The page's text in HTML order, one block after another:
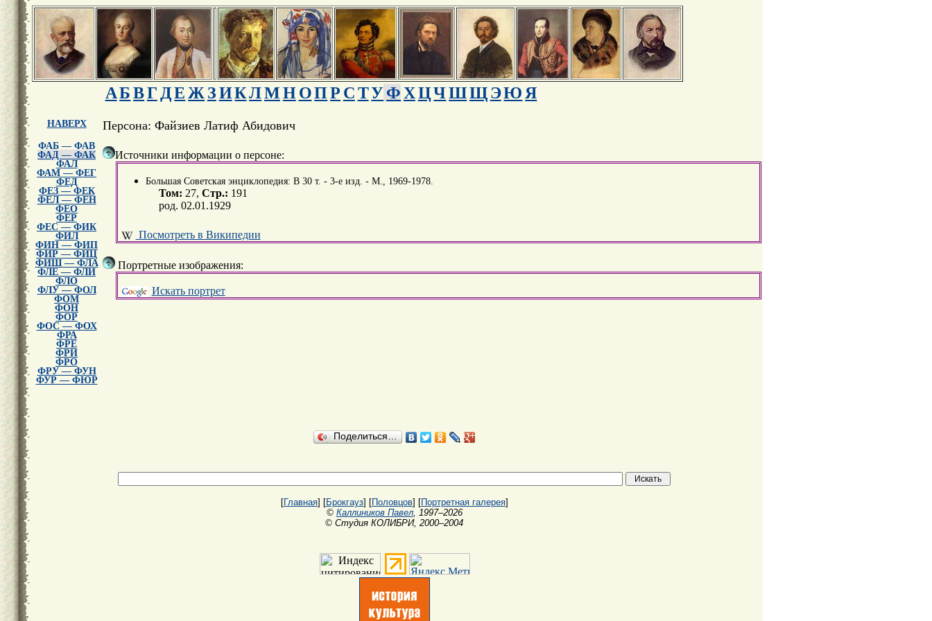
АБВГ ДЕ Ж ЗИКЛМН ОПР СТУФ ХЦЧШЩЭЮ Я
НАВЕРХ
ФАБ — ФАВ
ФАД — ФАК
ФАЛ
ФАМ — ФЕГ
ФЕД
ФЕЗ — ФЕК
ФЕЛ — ФЕН
ФЕО
ФЕР
ФЕС — ФИК
ФИЛ
ФИН — ФИП
ФИР — ФИЦ
ФИШ — ФЛА
ФЛЕ — ФЛИ
ФЛО
ФЛУ — ФОЛ
ФОМ
ФОН
ФОР
ФОС — ФОХ
ФРА
ФРЕ
ФРИ
ФРО
ФРУ — ФУН
ФУР — ФЮР
Персона: Файзиев Латиф Абидович
Источники информации о персоне:
Большая Советская энциклопедия: В 30 т. - 3-е изд. - М., 1969-1978.
Том: 27, Стр.: 191
род. 02.01.1929
Посмотреть в Википедии
Портретные изображения:
Искать портрет
Поделиться…
[Главная] [Брокгауз] [Половцов] [Портретная галерея]
© Каллиников Павел, 1997–2026
© Студия КОЛИБРИ, 2000–2004